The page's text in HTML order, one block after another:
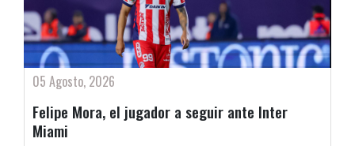
05 Agosto, 2026
Felipe Mora, el jugador a seguir ante Inter
Miami